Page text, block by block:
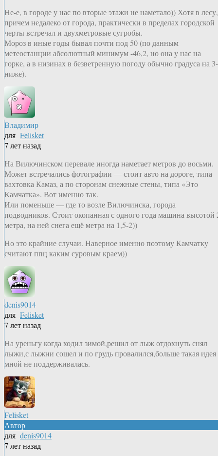
Не-е, в городе у нас по вторые этажи не наметало)) Хотя в лесу,
причем недалеко от города, практически в пределах городской
черты встречал и двухметровые сугробы.
Мороз в иные годы бывал почти под 50 (по данным
метеостанции абсолютный минимум -46,2, но она у нас на
горке, а в низинах в безветренную погоду обычно градуса на
ниже).
Владимир
для Felisket
7 лет назад
На Вилючинском перевале иногда наметает метров до восьми.
Может встречались фотографии — стоит авто на дороге, типа
вахтовка Камаз, а по сторонам снежные стены, типа «Это
Камчатка». Вот именно так.
Или поменьше — где то возле Вилючинска, города
подводников. Стоит окопанная с одного года машина высотой
метра, на ней снега ещё метра на 1,5-2))
Но это крайние случаи. Наверное именно поэтому Камчатку
считают ппц каким суровым краем))
denis9014
для Felisket
7 лет назад
На уреньгу когда ходил зимой,решил от лыж отдохнуть снял
лыжи,с лыжни сошел и по грудь провалился,больше такая идея
мной не поддерживалась.
Felisket
Автор
для denis9014
7 лет назад